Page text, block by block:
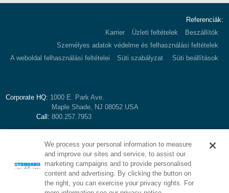
Referenciák:
Karrier
Üzleti feltételek
Beszállítók
Személyes adatok védelme és felhasználási feltételek
A weboldal felhasználási feltételei
Süti szabályzat Süti beállítások
Corporate HQ: 1000 E. Park Ave.
Maple Shade, NJ 08052 USA
Call: 800.257.7953
We process your personal information to measure
and improve our sites and service, to assist our
marketing campaigns and to provide personalised
content and advertising. By clicking the button on
the right, you can exercise your privacy rights. For